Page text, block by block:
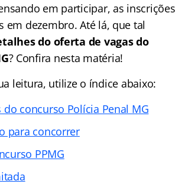
em participar, as inscrições
em dezembro. Até lá, que tal
do oferta de vagas do
? Confira nesta matéria!
leitura, utilize o índice abaixo:
do concurso Polícia Penal MG
para concorrer
PPMG